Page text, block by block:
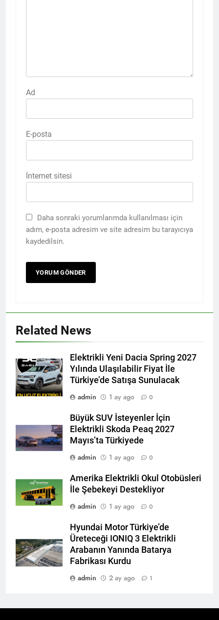
Ad
E-posta
İnternet sitesi
Daha sonraki yorumlarımda kullanılması için
adım, e-posta adresim ve site adresim bu tarayıcıya
kaydedilsin.
Related News
Elektrikli Yeni Dacia Spring 2027
Yılında Ulaşılabilir Fiyat İle
Türkiye’de Satışa Sunulacak
admin
1 ay ago 0
Büyük SUV İsteyenler İçin
Elektrikli Skoda Peaq 2027
Mayıs’ta Türkiyede
admin
1 ay ago 0
Amerika Elektrikli Okul Otobüsleri
İle Şebekeyi Destekliyor
admin
1 ay ago 0
Hyundai Motor Türkiye’de
Üreteceği IONIQ 3 Elektrikli
Arabanın Yanında Batarya
Fabrikası Kurdu
admin
2 ay ago 1